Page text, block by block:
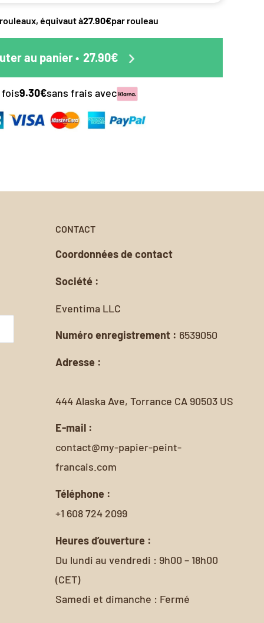
équivaut à27.90€par rouleau
au panier• 27.90€
fois9.30€sans frais avec
de
en
papier
CONTACT
Coordonnées de contact
Société :
Eventima LLC
Numéro enregistrement : 6539050
Adresse :
444 Alaska Ave, Torrance CA 90503 US
E-mail :
contact@my-papier-peint-
francais.com
Téléphone :
+1 608 724 2099
Heures d’ouverture :
Du lundi au vendredi : 9h00 – 18h00
(CET)
Samedi et dimanche : Fermé